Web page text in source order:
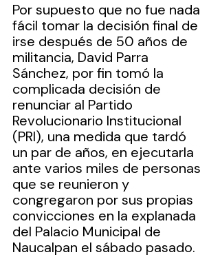
Por supuesto que no fue nada
fácil tomar la decisión final de
irse después de 50 años de
militancia, David Parra
Sánchez, por fin tomó la
complicada decisión de
renunciar al Partido
Revolucionario Institucional
(PRI), una medida que tardó
un par de años, en ejecutarla
ante varios miles de personas
que se reunieron y
congregaron por sus propias
convicciones en la explanada
del Palacio Municipal de
Naucalpan el sábado pasado.